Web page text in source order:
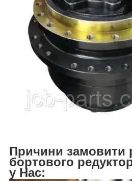
Причини замовити
бортового
у Нас: